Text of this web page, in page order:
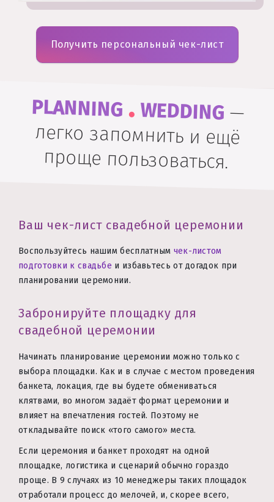
Получить персональный чек-лист
PLANNING . WEDDING—
легко запомнить и ещё
проще пользоваться.
Ваш чек-лист свадебной церемонии
Воспользуйтесь нашим бесплатным чек-листом
подготовки к свадьбе и избавьтесь от догадок при
планировании церемонии.
Забронируйте площадку для
свадебной церемонии
Начинать планирование церемонии можно только с
выбора площадки. Как и в случае с местом проведения
банкета, локация, где вы будете обмениваться
клятвами, во многом задаёт формат церемонии и
влияет на впечатления гостей. Поэтому не
откладывайте поиск «того самого» места.
Если церемония и банкет проходят на одной
площадке, логистика и сценарий обычно гораздо
проще. В 9 случаях из 10 менеджеры таких площадок
отработали процесс до мелочей, и, скорее всего,